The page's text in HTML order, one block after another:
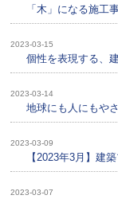
「木」になる施工
2023-03-15
個性を表現する、
2023-03-14
地球にも人にもや
2023-03-09
【2023年3月】建
2023-03-07